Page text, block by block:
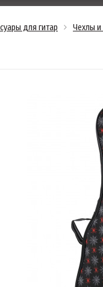
для гитар Чехлы и